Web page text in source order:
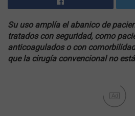
Su uso amplía el abanico de
tratados con seguridad, como
anticoagulados o con
que la cirugía convencional no
Ad